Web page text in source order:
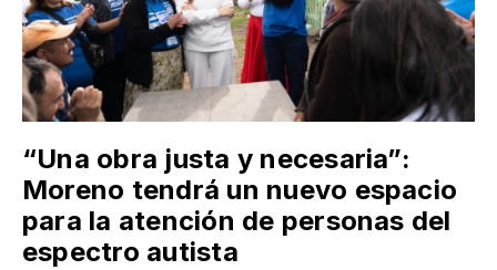
“Una obra justa y necesaria”:
Moreno tendrá un nuevo espacio
para la atención de personas del
espectro autista